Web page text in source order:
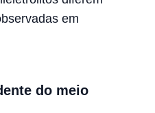
em
do meio